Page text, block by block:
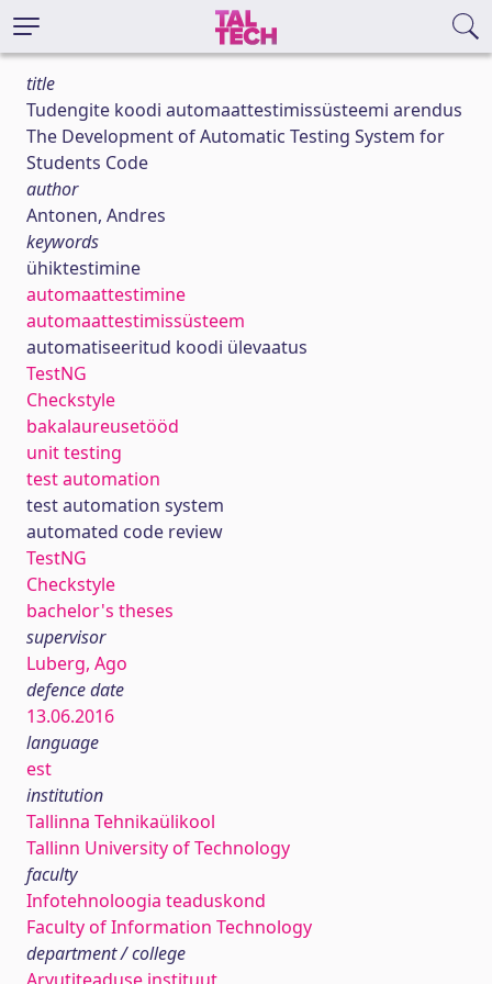
title
Tudengite koodi automaattestimissüsteemi arendus
The Development of Automatic Testing System for
Students Code
author
Antonen, Andres
keywords
ühiktestimine
automaattestimine
automaattestimissüsteem
automatiseeritud koodi ülevaatus
TestNG
Checkstyle
bakalaureusetööd
unit testing
test automation
test automation system
automated code review
TestNG
Checkstyle
bachelor's theses
supervisor
Luberg, Ago
defence date
13.06.2016
language
est
institution
Tallinna Tehnikaülikool
Tallinn University of Technology
faculty
Infotehnoloogia teaduskond
Faculty of Information Technology
department / college